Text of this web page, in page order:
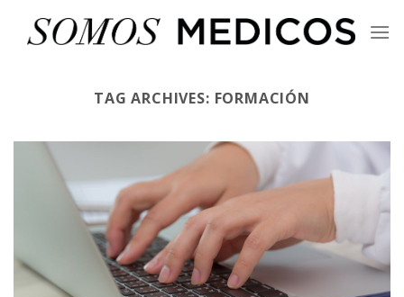
TAG ARCHIVES: FORMACIÓN